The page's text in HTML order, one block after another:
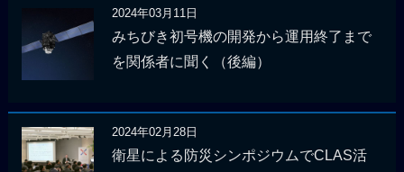
2024年03月11日
みちびき初号機の開発から運用終了まで
を関係者に聞く（後編）
2024年02月28日
衛星による防災シンポジウムでCLAS活